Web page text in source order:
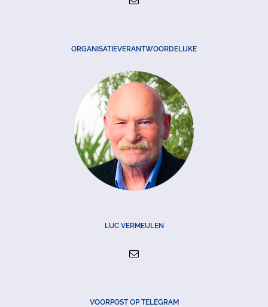
ORGANISATIEVERANTWOORDELIJKE
LUC VERMEULEN
VOORPOST OP TELEGRAM